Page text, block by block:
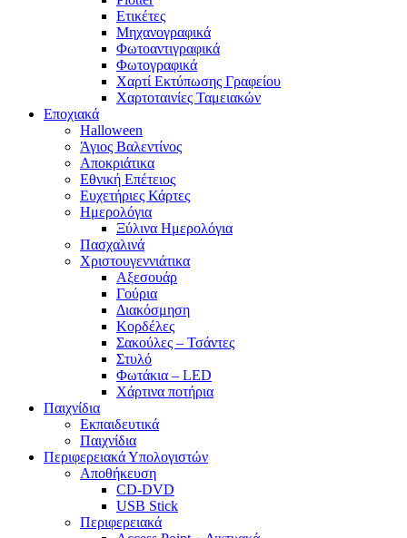
Ετικέτες
Μηχανογραφικά
Φωτοαντιγραφικά
Φωτογραφικά
Χαρτί Εκτύπωσης Γραφείου
Χαρτοταινίες Ταμειακών
Εποχιακά
Halloween
Άγιος Βαλεντίνος
Αποκριάτικα
Εθνική Επέτειος
Ευχετήριες Κάρτες
Ημερολόγια
Ξύλινα Ημερολόγια
Πασχαλινά
Χριστουγεννιάτικα
Αξεσουάρ
Γούρια
Διακόσμηση
Κορδέλες
Σακούλες – Τσάντες
Στυλό
Φωτάκια – LED
Χάρτινα ποτήρια
Παιχνίδια
Εκπαιδευτικά
Παιχνίδια
Περιφερειακά Υπολογιστών
Αποθήκευση
CD-DVD
USB Stick
Περιφερειακά